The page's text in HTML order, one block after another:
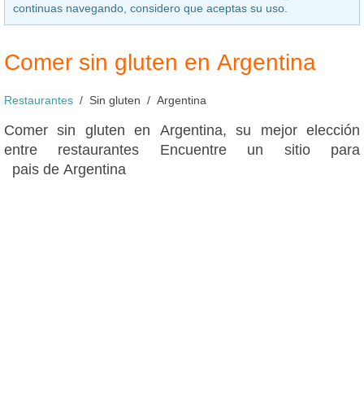
continuas navegando, considero que aceptas su uso.
Comer sin gluten en Argentina
Restaurantes Sin gluten Argentina
Comer sin gluten en Argentina, su mejor elección
entre restaurantes Encuentre un sitio para
pais de Argentina